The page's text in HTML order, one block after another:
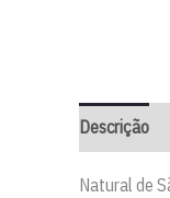
Descrição
Natural de